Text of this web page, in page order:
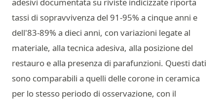
tassi di sopravvivenza del 91-95% a cinque anni e
dell'83-89% a dieci anni, con variazioni legate al
materiale, alla tecnica adesiva, alla posizione del
restauro e alla presenza di parafunzioni. Questi dati
sono comparabili a quelli delle corone in ceramica
per lo stesso periodo di osservazione, con il